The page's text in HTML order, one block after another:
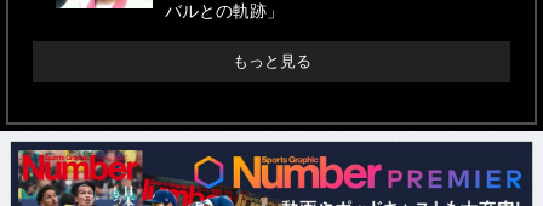
バルとの軌跡」
もっと見る